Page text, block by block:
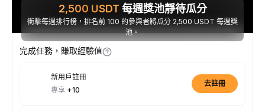
2,500 USDT 每週獎池靜待瓜分
衝擊每週排行榜，排名前 100 的參與者將瓜分 2,500 USDT 每週獎
池。
完成任務，賺取經驗值
新用戶註冊
專享 +10
去註冊